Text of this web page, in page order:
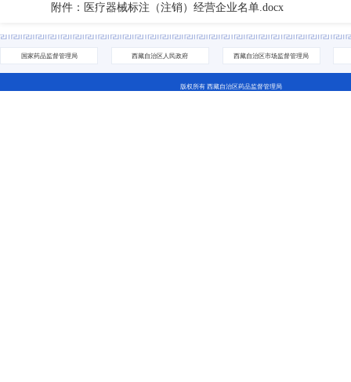
附件：医疗器械标注（注销）经营企业名单.docx
国家药品监督管理局 西藏自治区人民政府 西藏自治区市场监督管理局
版权所有 西藏自治区药品监督管理局